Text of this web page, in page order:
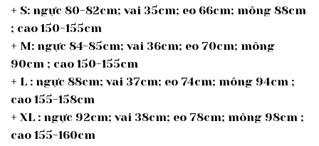
+ S: ngực 80-82cm; vai 35cm; eo 66cm; mông 88cm
; cao 150-155cm
+ M: ngực 84-85cm; vai 36cm; eo 70cm; mông
90cm ; cao 150-155cm
+ L : ngực 88cm; vai 37cm; eo 74cm; mông 94cm ;
cao 155-158cm
+ XL : ngực 92cm; vai 38cm; eo 78cm; mông 98cm ;
cao 155-160cm